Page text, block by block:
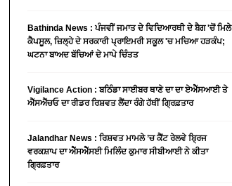
Bathinda News : ਪੰਜਵੀਂ ਜਮਾਤ ਦੇ ਵਿਦਿਆਰਥੀ ਦੇ ਬੈਗ 'ਚੋਂ ਮਿਲੇ
ਕੈਪਸੂਲ, ਜ਼ਿਲ੍ਹੇ ਦੇ ਸਰਕਾਰੀ ਪ੍ਰਾਇਮਰੀ ਸਕੂਲ 'ਚ ਮਚਿਆ ਹੜਕੰਪ;
ਘਟਨਾ ਬਾਅਦ ਬੱਚਿਆਂ ਦੇ ਮਾਪੇ ਚਿੰਤਤ
Vigilance Action : ਬਠਿੰਡਾ ਸਾਈਬਰ ਥਾਣੇ ਦਾ ਦਾ ਏਐੱਸਆਈ ਤੇ
ਐੱਸਐੱਚਓ ਦਾ ਰੀਡਰ ਰਿਸ਼ਵਤ ਲੈਂਦਾ ਰੰਗੇ ਹੱਥੀਂ ਗ੍ਰਿਫ਼ਤਾਰ
Jalandhar News : ਰਿਸ਼ਵਤ ਮਾਮਲੇ ’ਚ ਕੈਂਟ ਰੇਲਵੇ ਬ੍ਰਿਜ
ਵਰਕਸ਼ਾਪ ਦਾ ਐੱਸਐੱਸਈ ਮਿਲਿੰਦ ਕੁਮਾਰ ਸੀਬੀਆਈ ਨੇ ਕੀਤਾ
ਗ੍ਰਿਫ਼ਤਾਰ